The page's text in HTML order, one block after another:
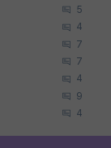
5
4
7
7
4
9
4